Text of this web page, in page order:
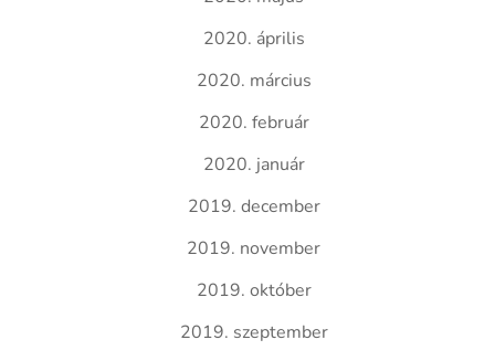
2020. április
2020. március
2020. február
2020. január
2019. december
2019. november
2019. október
2019. szeptember